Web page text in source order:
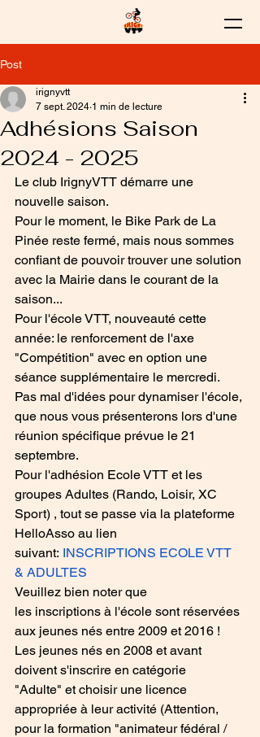
Post
Adhésions Saison
2024 - 2025
irignyvtt
7 sept. 2024 1 min de lecture
Le club IrignyVTT démarre une
nouvelle saison.
Pour le moment, le Bike Park de La
Pinée reste fermé, mais nous sommes
confiant de pouvoir trouver une solution
avec la Mairie dans le courant de la
saison...
Pour l'école VTT, nouveauté cette
année: le renforcement de l'axe
"Compétition" avec en option une
séance supplémentaire le mercredi.
Pas mal d'idées pour dynamiser l'école,
que nous vous présenterons lors d'une
réunion spécifique prévue le 21
septembre.
Pour l'adhésion Ecole VTT et les
groupes Adultes (Rando, Loisir, XC
Sport) , tout se passe via la plateforme
HelloAsso au lien
suivant: INSCRIPTIONS ECOLE VTT
& ADULTES
Veuillez bien noter que
les inscriptions à l'école sont réservées
aux jeunes nés entre 2009 et 2016 !
Les jeunes nés en 2008 et avant
doivent s'inscrire en catégorie
"Adulte" et choisir une licence
appropriée à leur activité (Attention,
pour la formation "animateur fédéral /